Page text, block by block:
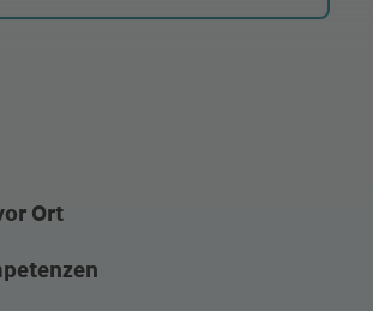
der Öffnungszeiten
Ort